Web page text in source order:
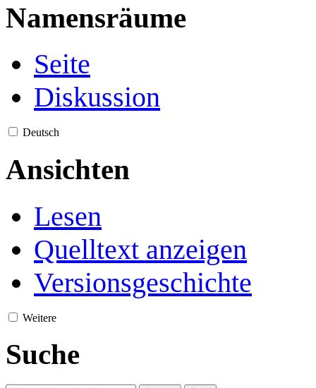
Namensräume
Seite
Diskussion
Deutsch
Ansichten
Lesen
Quelltext anzeigen
Versionsgeschichte
Weitere
Suche